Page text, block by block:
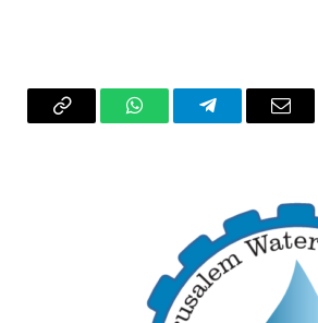
البريد
تيلقرام واتساب Copy